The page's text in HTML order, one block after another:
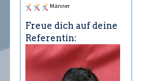
Männer
Freue dich auf deine
Referentin: